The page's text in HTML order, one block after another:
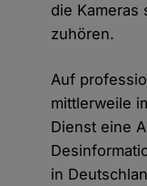
die Kameras
zuhören.
Auf
mittlerweile
Dienst eine
in